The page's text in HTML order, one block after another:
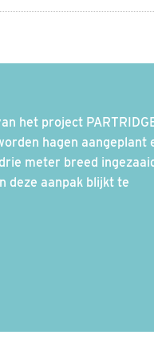
het project
hagen aangeplant
meter breed
deze aanpak blijkt te